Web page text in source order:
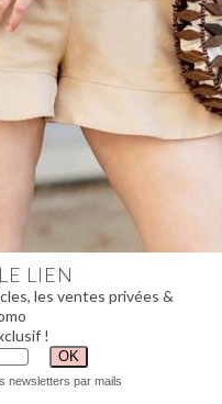
LIEN
les ventes privées &
!
newsletters par mails